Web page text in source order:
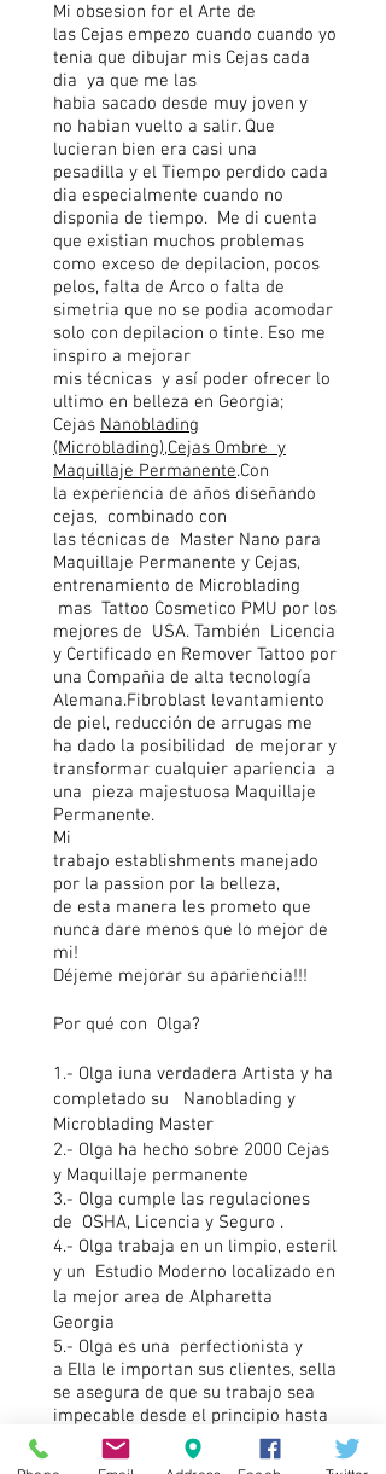
Mi obsesion for el Arte de
las Cejas empezo cuando cuando yo
tenia que dibujar mis Cejas cada
dia ya que me las
habia sacado desde muy joven y
no habian vuelto a salir. Que
lucieran bien era casi una
pesadilla y el Tiempo perdido cada
dia especialmente cuando no
disponia de tiempo. Me di cuenta
que existian muchos problemas
como exceso de depilacion, pocos
pelos, falta de Arco o falta de
simetria que no se podia acomodar
solo con depilacion o tinte. Eso me
inspiro a mejorar
mis técnicas y así poder ofrecer lo
ultimo en belleza en Georgia;
Cejas Nanoblading
(Microblading),Cejas Ombre y
Maquillaje Permanente.Con
la experiencia de años diseñando
cejas, combinado con
las técnicas de Master Nano para
Maquillaje Permanente y Cejas,
entrenamiento de Microblading
mas Tattoo Cosmetico PMU por los
mejores de USA. También Licencia
y Certificado en Remover Tattoo por
una Compañia de alta tecnología
Alemana.Fibroblast levantamiento
de piel, reducción de arrugas me
ha dado la posibilidad de mejorar y
transformar cualquier apariencia a
una pieza majestuosa Maquillaje
Permanente.
Mi
trabajo establishments manejado
por la passion por la belleza,
de esta manera les prometo que
nunca dare menos que lo mejor de
mi!
Déjeme mejorar su apariencia!!!
Por qué con Olga?
1.- Olga iuna verdadera Artista y ha
completado su Nanoblading y
Microblading Master
2.- Olga ha hecho sobre 2000 Cejas
y Maquillaje permanente
3.- Olga cumple las regulaciones
de OSHA, Licencia y Seguro .
4.- Olga trabaja en un limpio, esteril
y un Estudio Moderno localizado en
la mejor area de Alpharetta
Georgia
5.- Olga es una perfectionista y
a Ella le importan sus clientes, sella
se asegura de que su trabajo sea
impecable desde el principio hasta
el final
6.- Olgatiene un ojo especial por la